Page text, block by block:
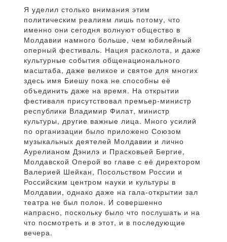
Я уделил столько внимания этим
политическим реалиям лишь потому, что
именно они сегодня волнуют общество в
Молдавии намного больше, чем юбилейный
оперный фестиваль. Нация расколота, и даже
культурные события общенационального
масштаба, даже великое и святое для многих
здесь имя Биешу пока не способны её
объединить даже на время. На открытии
фестиваля присутствовал премьер-министр
республики Владимир Филат, министр
культуры, другие важные лица. Много усилий
по организации было приложено Союзом
музыкальных деятелей Молдавии и лично
Аурелианом Дэнилэ и Прасковьей Бергие,
Молдавской Оперой во главе с её директором
Валерией Шейкан, Посольством России и
Российским центром науки и культуры в
Молдавии, однако даже на гала-открытии зал
театра не был полон. И совершенно
напрасно, поскольку было что послушать и на
что посмотреть и в этот, и в последующие
вечера.